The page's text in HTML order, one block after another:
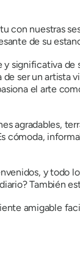
con nuestras
de su
significativa de
ser un artista
el arte
agradables,
cómoda,
y todo
También
amigable